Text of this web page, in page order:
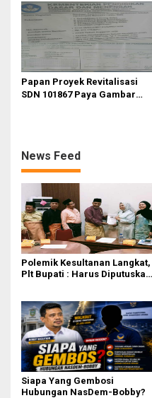
Papan Proyek Revitalisasi
SDN 101867 Paya Gambar
News Feed
Polemik Kesultanan Langkat,
Plt Bupati : Harus Diputuskan
Siapa Yang Gembosi
Hubungan NasDem-Bobby?